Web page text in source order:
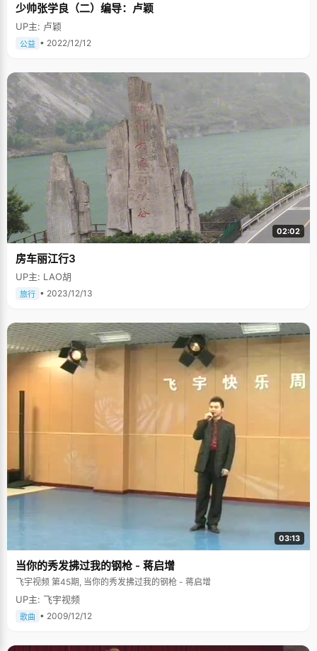
少帅张学良（二）编导：卢颖
UP主: 卢颖
公益 • 2022/12/12
02:02
房车丽江行3
UP主: LAO胡
旅行 • 2023/12/13
03:13
当你的秀发拂过我的钢枪 - 蒋启增
飞宇视频 第45期, 当你的秀发拂过我的钢枪 - 蒋启增
UP主: 飞宇视频
歌曲 • 2009/12/12